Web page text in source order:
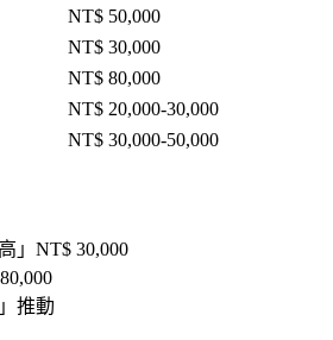
NT$ 50,000
NT$ 30,000
NT$ 80,000
NT$ 20,000-30,000
NT$ 30,000-50,000
」NT$ 30,000
」推動